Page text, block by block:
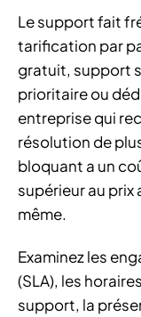
Le support fait
tarification par
gratuit, support
prioritaire ou
entreprise qui
résolution de
bloquant a un
supérieur au prix
même.
Examinez les
(SLA), les
support, la